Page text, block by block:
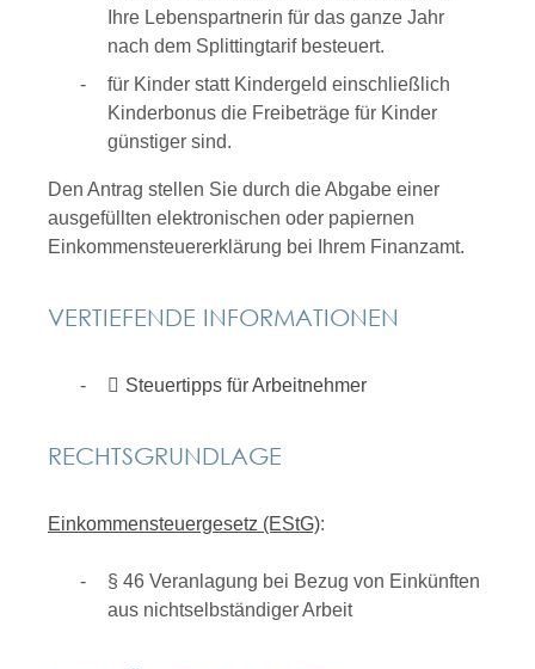
Ihre Lebenspartnerin für das ganze Jahr
nach dem Splittingtarif besteuert.
für Kinder statt Kindergeld einschließlich
Kinderbonus die Freibeträge für Kinder
günstiger sind.
Den Antrag stellen Sie durch die Abgabe einer
ausgefüllten elektronischen oder papiernen
Einkommensteuererklärung bei Ihrem Finanzamt.
VERTIEFENDE INFORMATIONEN
Steuertipps für Arbeitnehmer
RECHTSGRUNDLAGE
Einkommensteuergesetz (EStG):
§ 46 Veranlagung bei Bezug von Einkünften
aus nichtselbständiger Arbeit